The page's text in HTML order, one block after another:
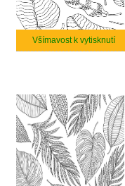
Všímavost k vytisknutí